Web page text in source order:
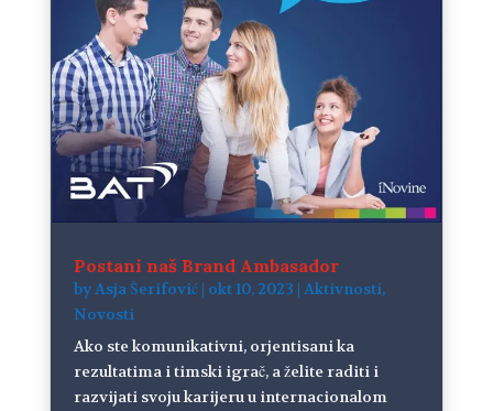
Postani naš Brand Ambasador
byAsja Šerifović| okt 10, 2023 | Aktivnosti,
Novosti
Ako ste komunikativni, orjentisani ka
rezultatima i timski igrač, a želite raditi i
razvijati svoju karijeru u internacionalom